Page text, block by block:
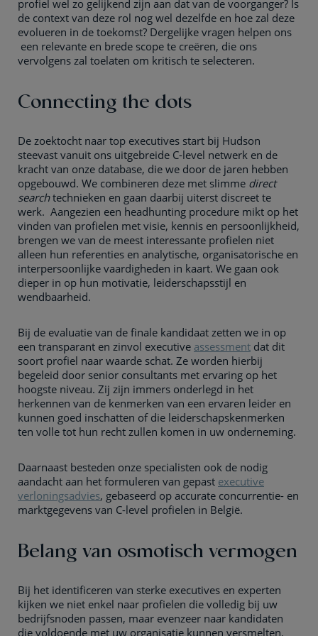
profiel wel zo gelijkend zijn aan dat van de voorganger? Is
de context van deze rol nog wel dezelfde en hoe zal deze
evolueren in de toekomst? Dergelijke vragen helpen ons
een relevante en brede scope te creëren, die ons
vervolgens zal toelaten om kritisch te selecteren.
Connecting the dots
De zoektocht naar top executives start bij Hudson
steevast vanuit ons uitgebreide C-level netwerk en de
kracht van onze database, die we door de jaren hebben
opgebouwd. We combineren deze met slimme direct
searchtechnieken en gaan daarbij uiterst discreet te
werk. Aangezien een headhunting procedure mikt op het
vinden van profielen met visie, kennis en persoonlijkheid,
brengen we van de meest interessante profielen niet
alleen hun referenties en analytische, organisatorische en
interpersoonlijke vaardigheden in kaart. We gaan ook
dieper in op hun motivatie, leiderschapsstijl en
wendbaarheid.
Bij de evaluatie van de finale kandidaat zetten we in op
een transparant en zinvol executive assessment dat dit
soort profiel naar waarde schat. Ze worden hierbij
begeleid door senior consultants met ervaring op het
hoogste niveau. Zij zijn immers onderlegd in het
herkennen van de kenmerken van een ervaren leider en
kunnen goed inschatten of die leiderschapskenmerken
ten volle tot hun recht zullen komen in uw onderneming.
Daarnaast besteden onze specialisten ook de nodig
aandacht aan het formuleren van gepast executive
verloningsadvies, gebaseerd op accurate concurrentie- en
marktgegevens van C-level profielen in België.
Belang van osmotisch vermogen
Bij het identificeren van sterke executives en experten
kijken we niet enkel naar profielen die volledig bij uw
bedrijfsnoden passen, maar evenzeer naar kandidaten
die voldoende met uw organisatie kunnen versmelten.